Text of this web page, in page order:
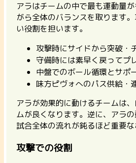
アラはチームの中で最も運動量
がら全体のバランスを取ります
い役割を担います。
攻撃時にサイドから突破・
守備時には素早く戻ってプ
中盤でのボール循環とサポ
味方ピヴォへのパス供給・
アラが効果的に動けるチームは
ムが良くなります。逆に、アラの
試合全体の流れが鈍るほど重要な
攻撃での役割